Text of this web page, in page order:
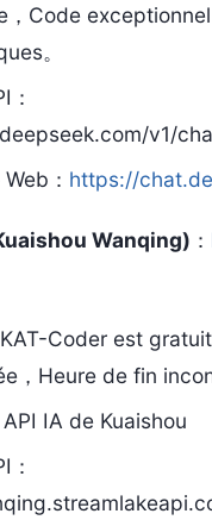
，Code
。
：
v1/
： https://
Wanqing) ：
Coder est
，Heure de fin
IA de Kuaishou
：